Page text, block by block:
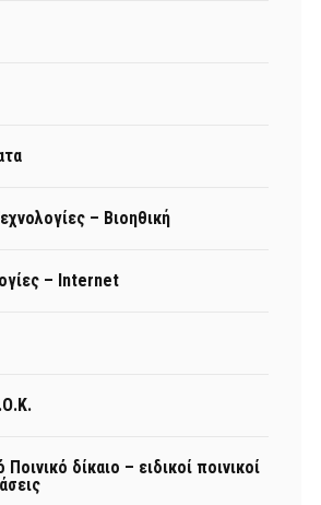
– Βιοηθική
– Internet
Ποινικό δίκαιο – ειδικοί ποινικοί